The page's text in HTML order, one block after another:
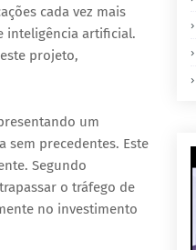
cada vez mais
inteligência artificial.
projeto,
um
sem precedentes. Este
Segundo
o tráfego de
no investimento